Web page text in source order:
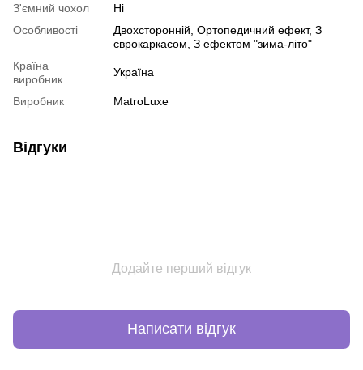
З'ємний чохол
Ні
Особливості
Двохсторонній Ортопедичний ефект, З
єврокаркасом З ефектом "зима-літо"
Країна
виробник
Україна
Виробник MatroLuxe
Відгуки
Додайте перший відгук
Написати відгук